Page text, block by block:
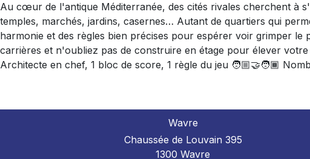
Au cœur de l'antique Méditerranée, des cités rivales cherchent à
temples, marchés, jardins, casernes… Autant de quartiers qui
harmonie et des règles bien précises pour espérer voir grimper
carrières et n'oubliez pas de construire en étage pour élever
Architecte en chef, 1 bloc de score, 1 règle du jeu 🧑🏼‍🤝‍🧑🏾
Wavre
Chaussée de Louvain 395
1300 Wavre